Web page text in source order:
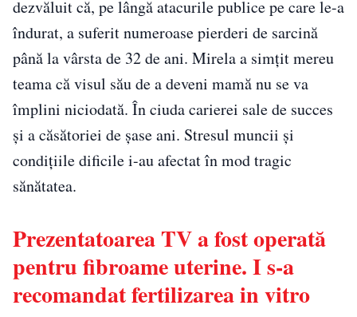
dezvăluit că, pe lângă atacurile publice pe care le-a
îndurat, a suferit numeroase pierderi de sarcină
până la vârsta de 32 de ani. Mirela a simțit mereu
teama că visul său de a deveni mamă nu se va
împlini niciodată. În ciuda carierei sale de succes
și a căsătoriei de șase ani. Stresul muncii și
condițiile dificile i-au afectat în mod tragic
sănătatea.
Prezentatoarea TV a fost operată
pentru fibroame uterine. I s-a
recomandat fertilizarea in vitro